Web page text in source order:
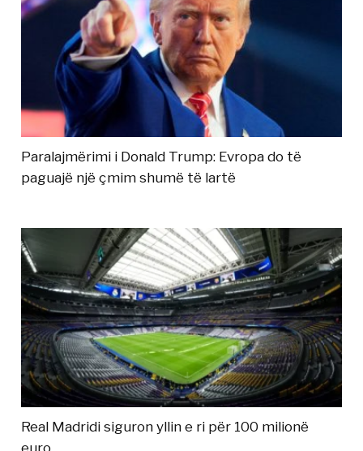
Paralajmërimi i Donald Trump: Evropa do të
paguajë një çmim shumë të lartë
Real Madridi siguron yllin e ri për 100 milionë